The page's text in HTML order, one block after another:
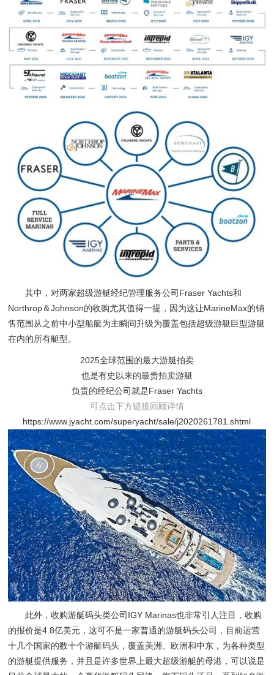
其中，对两家超级游艇经纪管理服务公司Fraser Yachts和
Northrop＆Johnson的收购尤其值得一提，因为这让MarineMax的销
售范围从之前中小型船艇为主瞬间升级为覆盖包括超级游艇巨型游艇
在内的所有艇型。
2025全球范围的最大游艇拍卖
也是有史以来的最贵拍卖游艇
负责的经纪公司就是Fraser Yachts
可点击下方链接回顾详情
https://www.jyacht.com/superyacht/sale/j2020261781.shtml
此外，收购游艇码头类公司IGY Marinas也非常引人注目，收购
的报价是4.8亿美元，这可不是一家普通的游艇码头公司，目前运营
十几个国家的数十个游艇码头，覆盖美洲、欧洲和中东，为各种类型
的游艇提供服务，并且是许多世界上最大超级游艇的母港，可以说是